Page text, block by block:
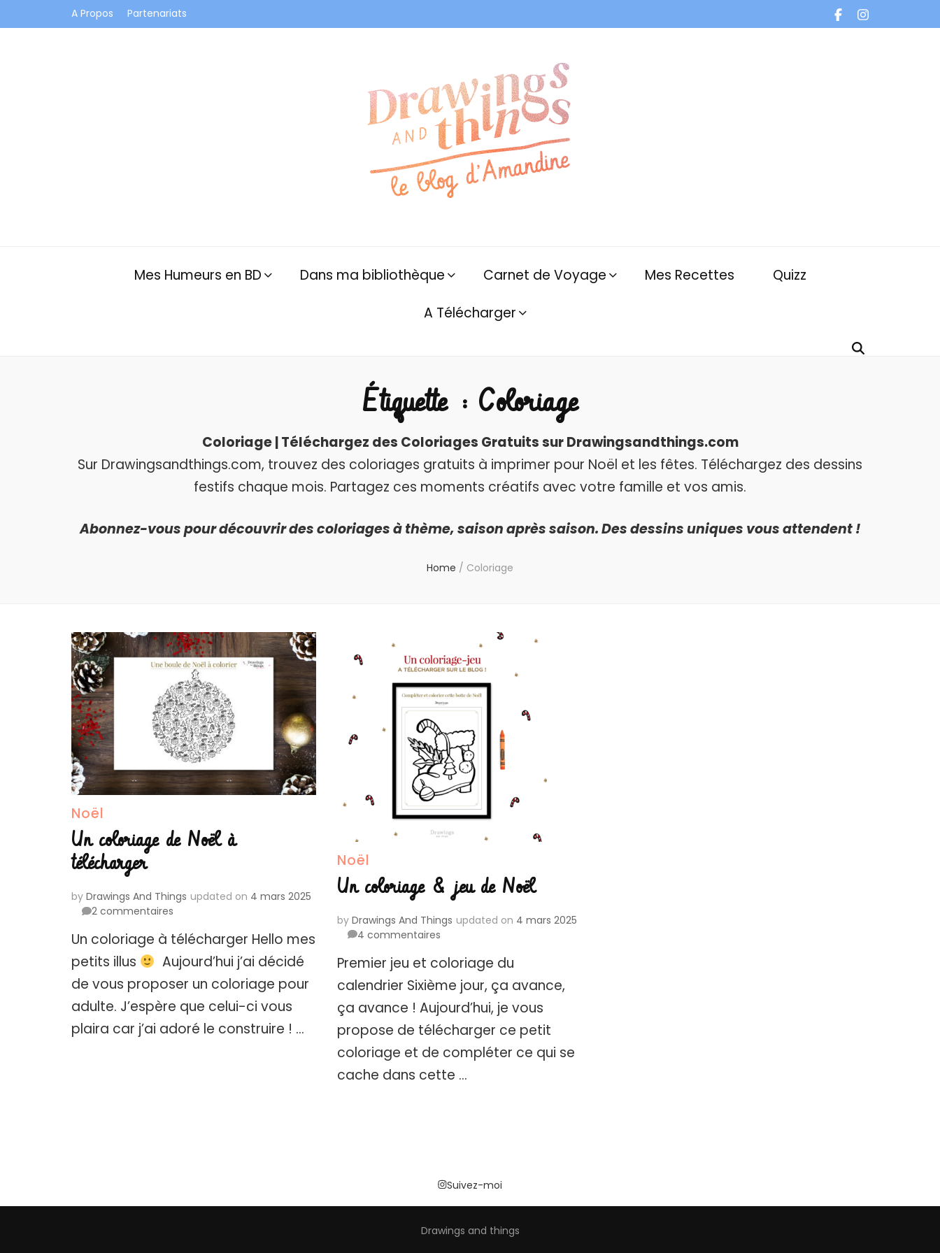
A Propos Partenariats
Mes Humeurs en BD Dans ma bibliothèque Carnet de Voyage Mes Recettes
Quizz
A Télécharger
Étiquette : Coloriage
Coloriage | Téléchargez des Coloriages Gratuits sur Drawingsandthings.com
Sur Drawingsandthings.com, trouvez des coloriages gratuits à imprimer pour Noël et les fêtes. Téléchargez des dessins
festifs chaque mois. Partagez ces moments créatifs avec votre famille et vos amis.
Abonnez-vous pour découvrir des coloriages à thème, saison après saison. Des dessins uniques vous attendent !
Home / Coloriage
Noël
Un coloriage de Noël à
télécharger
by Drawings And Things updated on 4 mars 2025
2 commentaires
coloriage
de
Noël
à
télécharger
Un coloriage à télécharger Hello mes
petits illus
Aujourd’hui j’ai décidé
de vous proposer un coloriage pour
adulte. J’espère que celui-ci vous
plaira car j’ai adoré le construire ! …
Noël
Un coloriage & jeu de Noël
by Drawings And Things updated on 4 mars 2025
4 commentairessur
coloriage
jeu
de
Noël
Premier jeu et coloriage du
calendrier Sixième jour, ça avance,
ça avance ! Aujourd’hui, je vous
propose de télécharger ce petit
coloriage et de compléter ce qui se
cache dans cette …
Suivez-moi
Drawings and things